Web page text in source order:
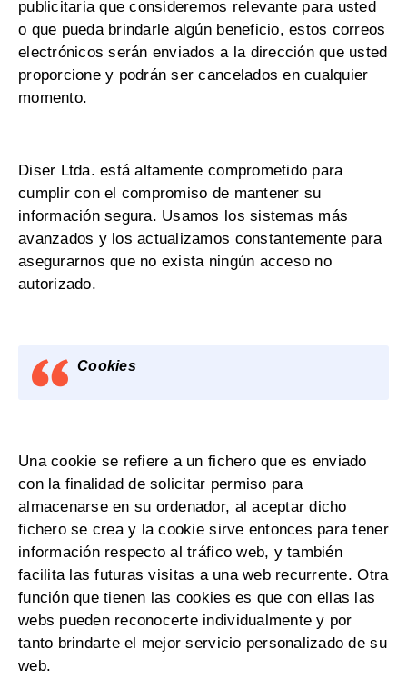
publicitaria que consideremos relevante para usted
o que pueda brindarle algún beneficio, estos correos
electrónicos serán enviados a la dirección que usted
proporcione y podrán ser cancelados en cualquier
momento.
Diser Ltda. está altamente comprometido para
cumplir con el compromiso de mantener su
información segura. Usamos los sistemas más
avanzados y los actualizamos constantemente para
asegurarnos que no exista ningún acceso no
autorizado.
Cookies
Una cookie se refiere a un fichero que es enviado
con la finalidad de solicitar permiso para
almacenarse en su ordenador, al aceptar dicho
fichero se crea y la cookie sirve entonces para tener
información respecto al tráfico web, y también
facilita las futuras visitas a una web recurrente. Otra
función que tienen las cookies es que con ellas las
webs pueden reconocerte individualmente y por
tanto brindarte el mejor servicio personalizado de su
web.